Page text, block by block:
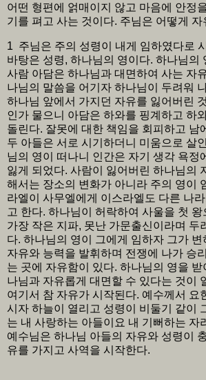
어떤 형편에 얽매이지 않고 마음에 안정
기를 펴고 사는 것이다. 주님은 어떻게
1 주님은 주의 성령이 내게 임하였다로
바탕은 성령, 하나님의 영이다. 하나님의
사람 아담은 하나님과 대면하여 사는 자
나님의 말씀을 어기자 하나님이 두려워
하나님 앞에서 가지던 자유를 잃어버린
인가 물으니 아담은 하와를 핑계하고 하
돌린다. 잘못에 대한 책임을 회피하고 남
두 아들은 서로 시기하더니 미움으로 살
님의 영이 떠나니 인간은 자기 생각 욕정
잃게 되었다. 사람이 잃어버린 하나님의
해서는 장소의 변화가 아니라 주의 영이
라엘이 사무엘에게 이스라엘도 다른 나
고 한다. 하나님이 허락하여 사울을 첫
가장 작은 지파, 못난 가문출신이라며 두
다. 하나님의 영이 그에게 임하자 그가 변
자유와 능력을 발휘하며 전쟁에 나가 승
는 곳에 자유함이 있다. 하나님의 영을
나님과 자유롭게 대면할 수 있다는 것이
여기서 참 자유가 시작된다. 예수께서 요
시자 하늘이 열리고 성령이 비둘기 같이
는 내 사랑하는 아들이요 내 기뻐하는 자
예수님은 하나님 아들의 자유와 성령이
유를 가지고 사역을 시작한다.